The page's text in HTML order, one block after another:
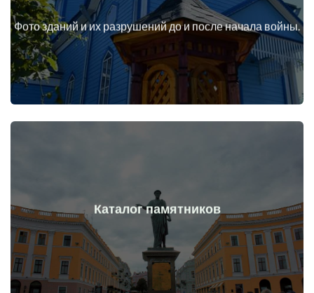
Фото зданий и их разрушений до и после начала войны.
Здания, сооружения, конструкции, объекты до и после
начала войны
Каталог памятников
Памятники, произведения искусства до и после начала
войны
Перейти